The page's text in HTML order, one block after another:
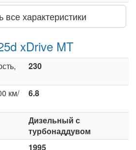
все характеристики
xDrive MT
230
км/
6.8
Дизельный с
турбонаддувом
1995